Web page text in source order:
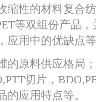
缩性的材料复合
等双组份产品
应用中的优缺点
的原料供应格局
切片，
的应用特点等。